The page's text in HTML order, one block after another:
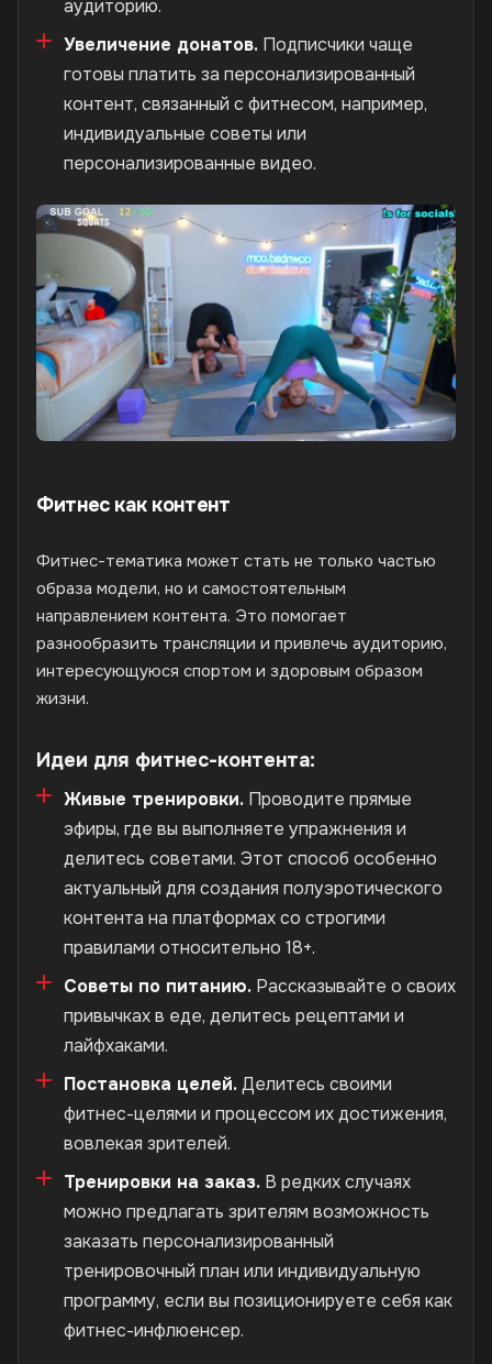
аудиторию.
Увеличение донатов. Подписчики чаще
готовы платить за персонализированный
контент, связанный с фитнесом, например,
индивидуальные советы или
персонализированные видео.
Фитнес как контент
Фитнес-тематика может стать не только частью
образа модели, но и самостоятельным
направлением контента. Это помогает
разнообразить трансляции и привлечь аудиторию,
интересующуюся спортом и здоровым образом
жизни.
Идеи для фитнес-контента:
Живые тренировки. Проводите прямые
эфиры, где вы выполняете упражнения и
делитесь советами. Этот способ особенно
актуальный для создания полуэротического
контента на платформах со строгими
правилами относительно 18+.
Советы по питанию. Рассказывайте о своих
привычках в еде, делитесь рецептами и
лайфхаками.
Постановка целей.Делитесь своими
фитнес-целями и процессом их достижения,
вовлекая зрителей.
Тренировки на заказ. В редких случаях
можно предлагать зрителям возможность
заказать персонализированный
тренировочный план или индивидуальную
программу, если вы позиционируете себя как
фитнес-инфлюенсер.